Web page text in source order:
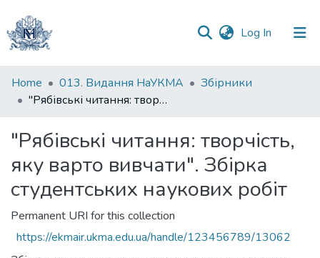
Log In (current)
Communities
&
All of DSpace
Home 013. Видання НаУКМА
Збірники
"Рябівські читання: творчість, яку варто вивчати". Збірка студентських наукових робіт
"Рябівські читання: творчість,
яку варто вивчати". Збірка
студентських наукових робіт
Permanent URI for this collection
https://ekmair.ukma.edu.ua/handle/123456789/13062